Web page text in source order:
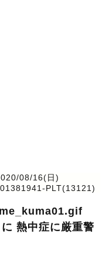
08/16(日)
PLT(13121)
熱中症に厳重警